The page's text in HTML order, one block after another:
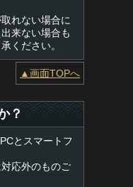
れない場合に
来ない場合も
ください。
▲画面TOPへ
？
とスマートフ
応外のものご